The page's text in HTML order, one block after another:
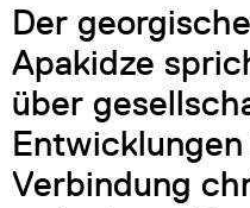
Der
Apakidze
über
Verbindung